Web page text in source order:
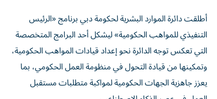
أطلقت دائرة الموارد البشرية لحكومة دبي برنامج «الرئيس
التنفيذي للمواهب الحكومية» ليشكل أحد البرامج المتخصصة
التي تعكس توجه الدائرة نحو إعداد قيادات المواهب الحكومية،
وتمكينها من قيادة التحول في منظومة العمل الحكومي، بما
يعزز جاهزية الجهات الحكومية لمواكبة متطلبات مستقبل
العمل في عصر الذكاء الاصطناعي.